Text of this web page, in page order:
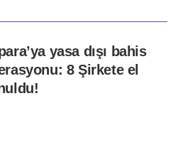
yasa dışı bahis
8 Şirkete el